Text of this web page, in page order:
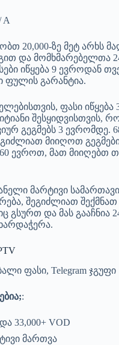
A
20,000-ზე მეტ არხს
და მომხმარებელთა
იწყება 9 ევროდან
ფულის გარანტია.
ფასი იწყება
შესყიდვისთვის,
გეგმებს 3 ევრომდე.
მიიღოთ
ევროთ, მათ მიიღებთ
მარტივი
შეგიძლიათ შექმნათ
გსურთ და მას გააჩნია
ფასი, Telegram ჯგუფი
:
33,000+ VOD
მართვა